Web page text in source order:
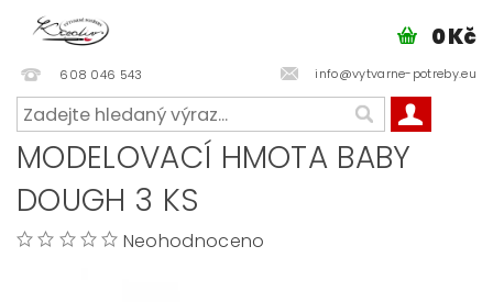
608 046 543 info@vytvarne-potreby.eu
0 Kč
MODELOVACÍ HMOTA BABY
DOUGH 3 KS
Neohodnoceno